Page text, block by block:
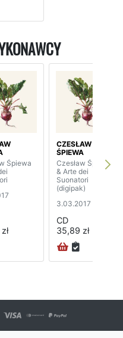
Śpiewa
CZESŁAW
ŚPIEWA
Czesław Śpiewa
& Arte dei
Suonatori
(digipak)
3.03.2017
CD
35,89 zł